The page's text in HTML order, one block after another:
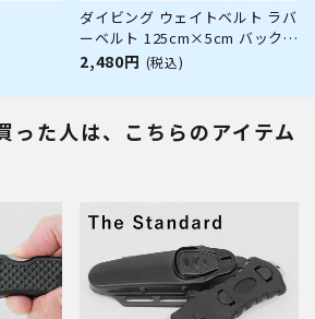
ダイビング ウェイトベルト ラバ
ーベルト 125cm×5cm バックル
別売 the standard .feat BEST
ッシング
2,480円 (税込)
った人は、こちらのアイテム